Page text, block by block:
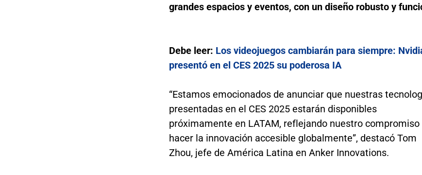
grandes espacios y eventos, con un diseño robusto y
Debe leer: Los videojuegos cambiarán para siempre:
presentó en el CES 2025 su poderosa IA
“Estamos emocionados de anunciar que nuestras
presentadas en el CES 2025 estarán disponibles
próximamente en LATAM, reflejando nuestro compromiso
hacer la innovación accesible globalmente”, destacó Tom
Zhou, jefe de América Latina en Anker Innovations.